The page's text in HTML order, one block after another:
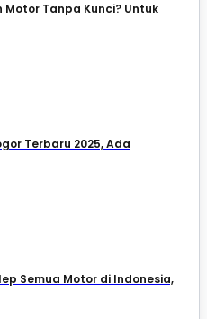
Tanpa Kunci? Untuk
Terbaru 2025, Ada
Semua Motor di Indonesia,